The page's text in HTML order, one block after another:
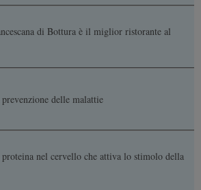
di Bottura è il miglior ristorante al
delle malattie
proteina nel cervello che attiva lo stimolo della